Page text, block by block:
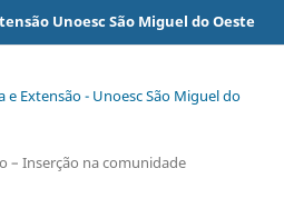
Unoesc São Miguel do Oeste
e Extensão - Unoesc São Miguel do
– Inserção na comunidade